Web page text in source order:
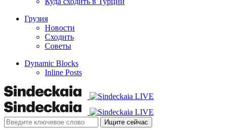
Грузия
Новости
Сходить
Советы
Dynamic Blocks
Inline Posts
Ищите сейчас